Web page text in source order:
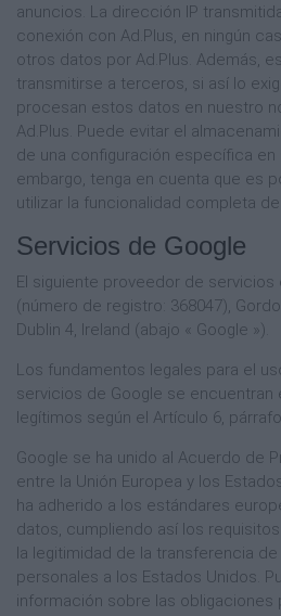
anuncios. La dirección IP
conexión con Ad.Plus, en ningún
otros datos por Ad.Plus. Además,
transmitirse a terceros, si así lo
procesan estos datos en nuestro
Ad.Plus. Puede evitar el
de una configuración específica en
embargo, tenga en cuenta que es
utilizar la funcionalidad completa
Servicios de Google
El siguiente proveedor de servicios
(número de registro: 368047),
Dublin 4, Ireland (abajo « Google »).
Los fundamentos legales para el
servicios de Google se
legítimos según el Artículo 6, párrafo
Google se ha unido al Acuerdo de
entre la Unión Europea y los
ha adherido a los estándares
datos, cumpliendo así los
la legitimidad de la transferencia
personales a los Estados Unidos.
información sobre las obligaciones